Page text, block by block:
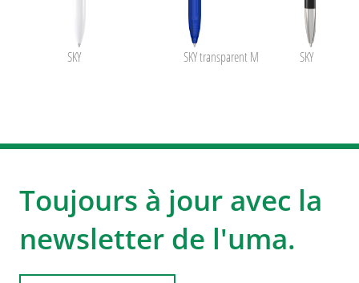
SKY SKY transparent M SKY M SI
Toujours à jour avec la
newsletter de l'uma.